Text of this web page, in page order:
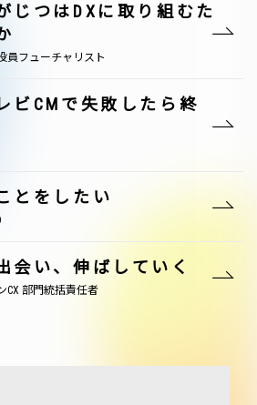
じつはDXに取り組むた
員フューチャリスト
ビCMで失敗したら終
とをしたい
会い、伸ばしていく
CX 部門統括責任者